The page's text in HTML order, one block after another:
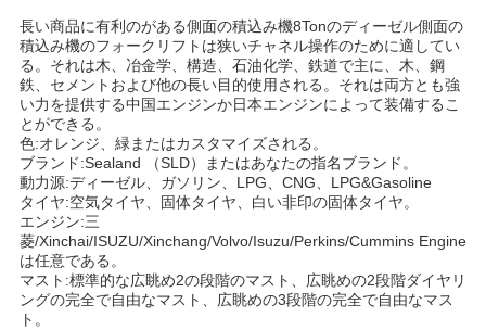
長い商品に有利のがある側面の積込み機8Tonのディーゼル側面の
積込み機のフォークリフトは狭いチャネル操作のために適してい
る。それは木、冶金学、構造、石油化学、鉄道で主に、木、鋼
鉄、セメントおよび他の長い目的使用される。それは両方とも強
い力を提供する中国エンジンか日本エンジンによって装備するこ
とができる。
色:オレンジ、緑またはカスタマイズされる。
ブランド:Sealand （SLD）またはあなたの指名ブランド。
動力源:ディーゼル、ガソリン、LPG、CNG、LPG&Gasoline
タイヤ:空気タイヤ、固体タイヤ、白い非印の固体タイヤ。
エンジン:三
菱/Xinchai/ISUZU/Xinchang/Volvo/Isuzu/Perkins/Cummins Engine
は任意である。
マスト:標準的な広眺め2の段階のマスト、広眺めの2段階ダイヤリ
ングの完全で自由なマスト、広眺めの3段階の完全で自由なマス
ト。